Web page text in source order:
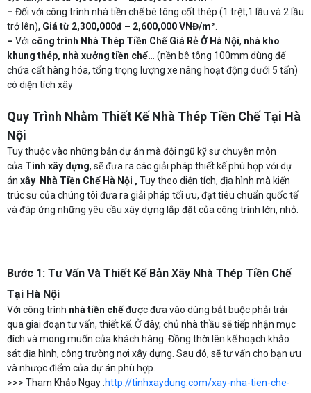
– Đối với công trình nhà tiền chế bê tông cốt thép (1 trệt,1 lầu và 2 lầu
trở lên), Giá từ 2,300,000đ – 2,600,000 VNĐ/m²
– Với công trình Nhà Thép Tiền Chế Giá Rẻ Ở Hà Nội, nhà kho
khung thép, nhà xưởng tiền chế… (nền bê tông 100mm dùng để
chứa cất hàng hóa, tổng trọng lượng xe nâng hoạt động dưới 5 tấn)
có diện tích xây
Quy Trình Nhằm Thiết Kế Nhà Thép Tiền Chế Tại Hà
Nội
Tuy thuộc vào những bản dự án mà đội ngũ kỹ sư chuyên môn
của Tình xây dựng, sẽ đưa ra các giải pháp thiết kế phù hợp với dự
án xây Nhà Tiền Chế Hà Nội , Tuy theo diện tích, địa hình mà kiến
trúc sư của chúng tôi đưa ra giải pháp tối ưu, đạt tiêu chuẩn quốc tế
và đáp ứng những yêu cầu xây dựng lắp đặt của công trình lớn, nhỏ.
Bước 1: Tư Vấn Và Thiết Kế Bản Xây Nhà Thép Tiền Chế
Tại Hà Nội
Với công trình nhà tiền chếđược đưa vào dùng bắt buộc phải trải
qua giai đoạn tư vấn, thiết kế. Ở đây, chủ nhà thầu sẽ tiếp nhận mục
đích và mong muốn của khách hàng. Đồng thời lên kế hoạch khảo
sát địa hình, công trường nơi xây dựng. Sau đó, sẽ tư vấn cho bạn ưu
và nhược điểm của dự án phù hợp.
>>> Tham Khảo Ngay :http://tinhxaydung.com/xay-nha-tien-che-